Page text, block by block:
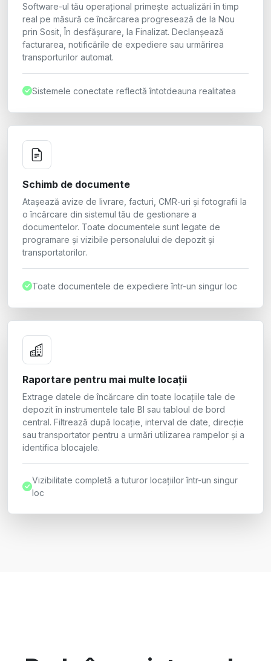
Software-ul tău operațional primește actualizări în timp
real pe măsură ce încărcarea progresează de la Nou
prin Sosit, În desfășurare, la Finalizat. Declanșează
facturarea, notificările de expediere sau urmărirea
transporturilor automat.
Sistemele conectate reflectă întotdeauna realitatea
Schimb de documente
Atașează avize de livrare, facturi, CMR-uri și fotografii la
o încărcare din sistemul tău de gestionare a
documentelor. Toate documentele sunt legate de
programare și vizibile personalului de depozit și
transportatorilor.
Toate documentele de expediere într-un singur loc
Raportare pentru mai multe locații
Extrage datele de încărcare din toate locațiile tale de
depozit în instrumentele tale BI sau tabloul de bord
central. Filtrează după locație, interval de date, direcție
sau transportator pentru a urmări utilizarea rampelor și a
identifica blocajele.
Vizibilitate completă a tuturor locațiilor într-un singur
loc